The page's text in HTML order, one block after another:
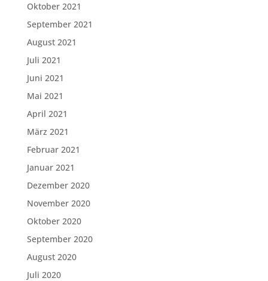
Oktober 2021
September 2021
August 2021
Juli 2021
Juni 2021
Mai 2021
April 2021
März 2021
Februar 2021
Januar 2021
Dezember 2020
November 2020
Oktober 2020
September 2020
August 2020
Juli 2020